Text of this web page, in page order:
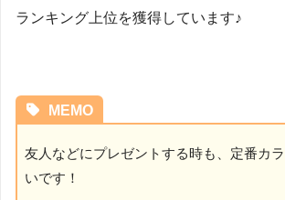
ランキング上位を獲得しています♪
MEMO
友人などにプレゼントする時も、定番カ
いです！